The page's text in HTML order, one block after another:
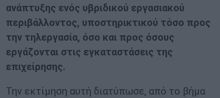
ανάπτυξης ενός υβριδικού εργασιακού
περιβάλλοντος, υποστηρικτικού τόσο προς
την τηλεργασία, όσο και προς όσους
εργάζονται στις εγκαταστάσεις της
επιχείρησης.
Την εκτίμηση αυτή διατύπωσε, από το βήμα